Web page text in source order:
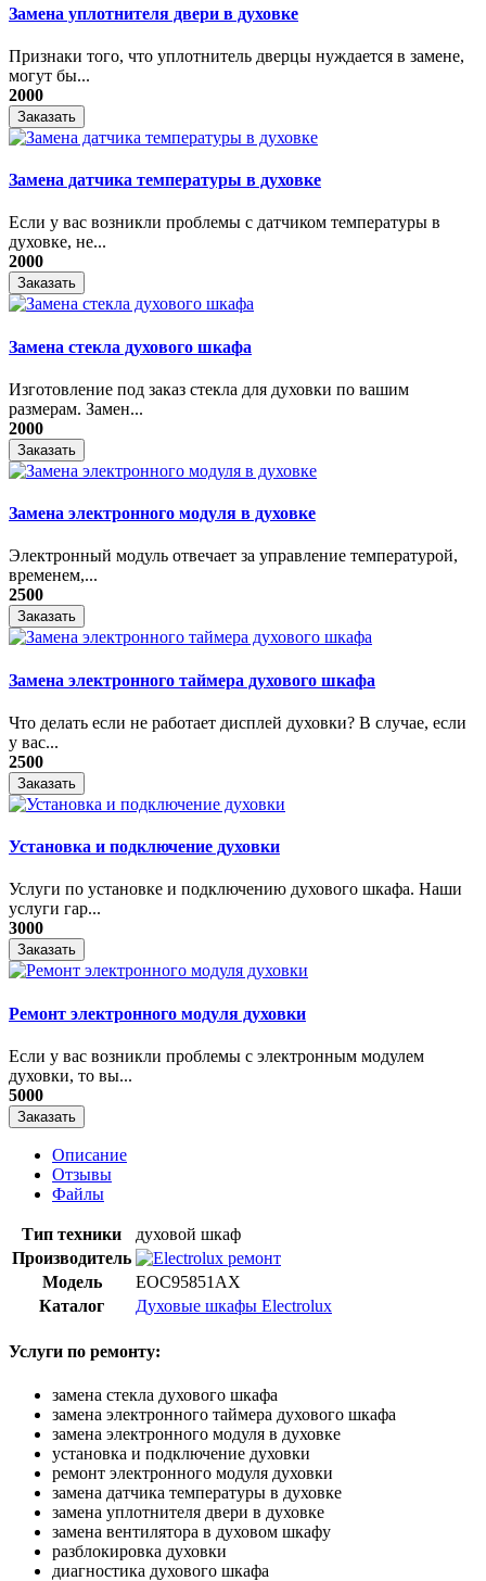
Замена уплотнителя двери в духовке
Признаки того, что уплотнитель дверцы нуждается в замене,
могут бы...
2000
Заказать
Замена датчика температуры в духовке
Если у вас возникли проблемы с датчиком температуры в
духовке, не...
2000
Заказать
Замена стекла духового шкафа
Изготовление под заказ стекла для духовки по вашим
размерам. Замен...
2000
Заказать
Замена электронного модуля в духовке
​Электронный модуль отвечает за управление температурой,
временем,...
2500
Заказать
Замена электронного таймера духового шкафа
Что делать если не работает дисплей духовки? В случае, если
у вас...
2500
Заказать
Установка и подключение духовки
Услуги по установке и подключению духового шкафа. Наши
услуги гар...
3000
Заказать
Ремонт электронного модуля духовки
Если у вас возникли проблемы с электронным модулем
духовки, то вы...
5000
Заказать
Описание
Отзывы
Файлы
Тип техники
духовой шкаф
Производитель
Модель
EOC95851AX
Каталог
Духовые шкафы Electrolux
Услуги по ремонту:
замена стекла духового шкафа
замена электронного таймера духового шкафа
замена электронного модуля в духовке
установка и подключение духовки
ремонт электронного модуля духовки
замена датчика температуры в духовке
замена уплотнителя двери в духовке
замена вентилятора в духовом шкафу
разблокировка духовки
диагностика духового шкафа